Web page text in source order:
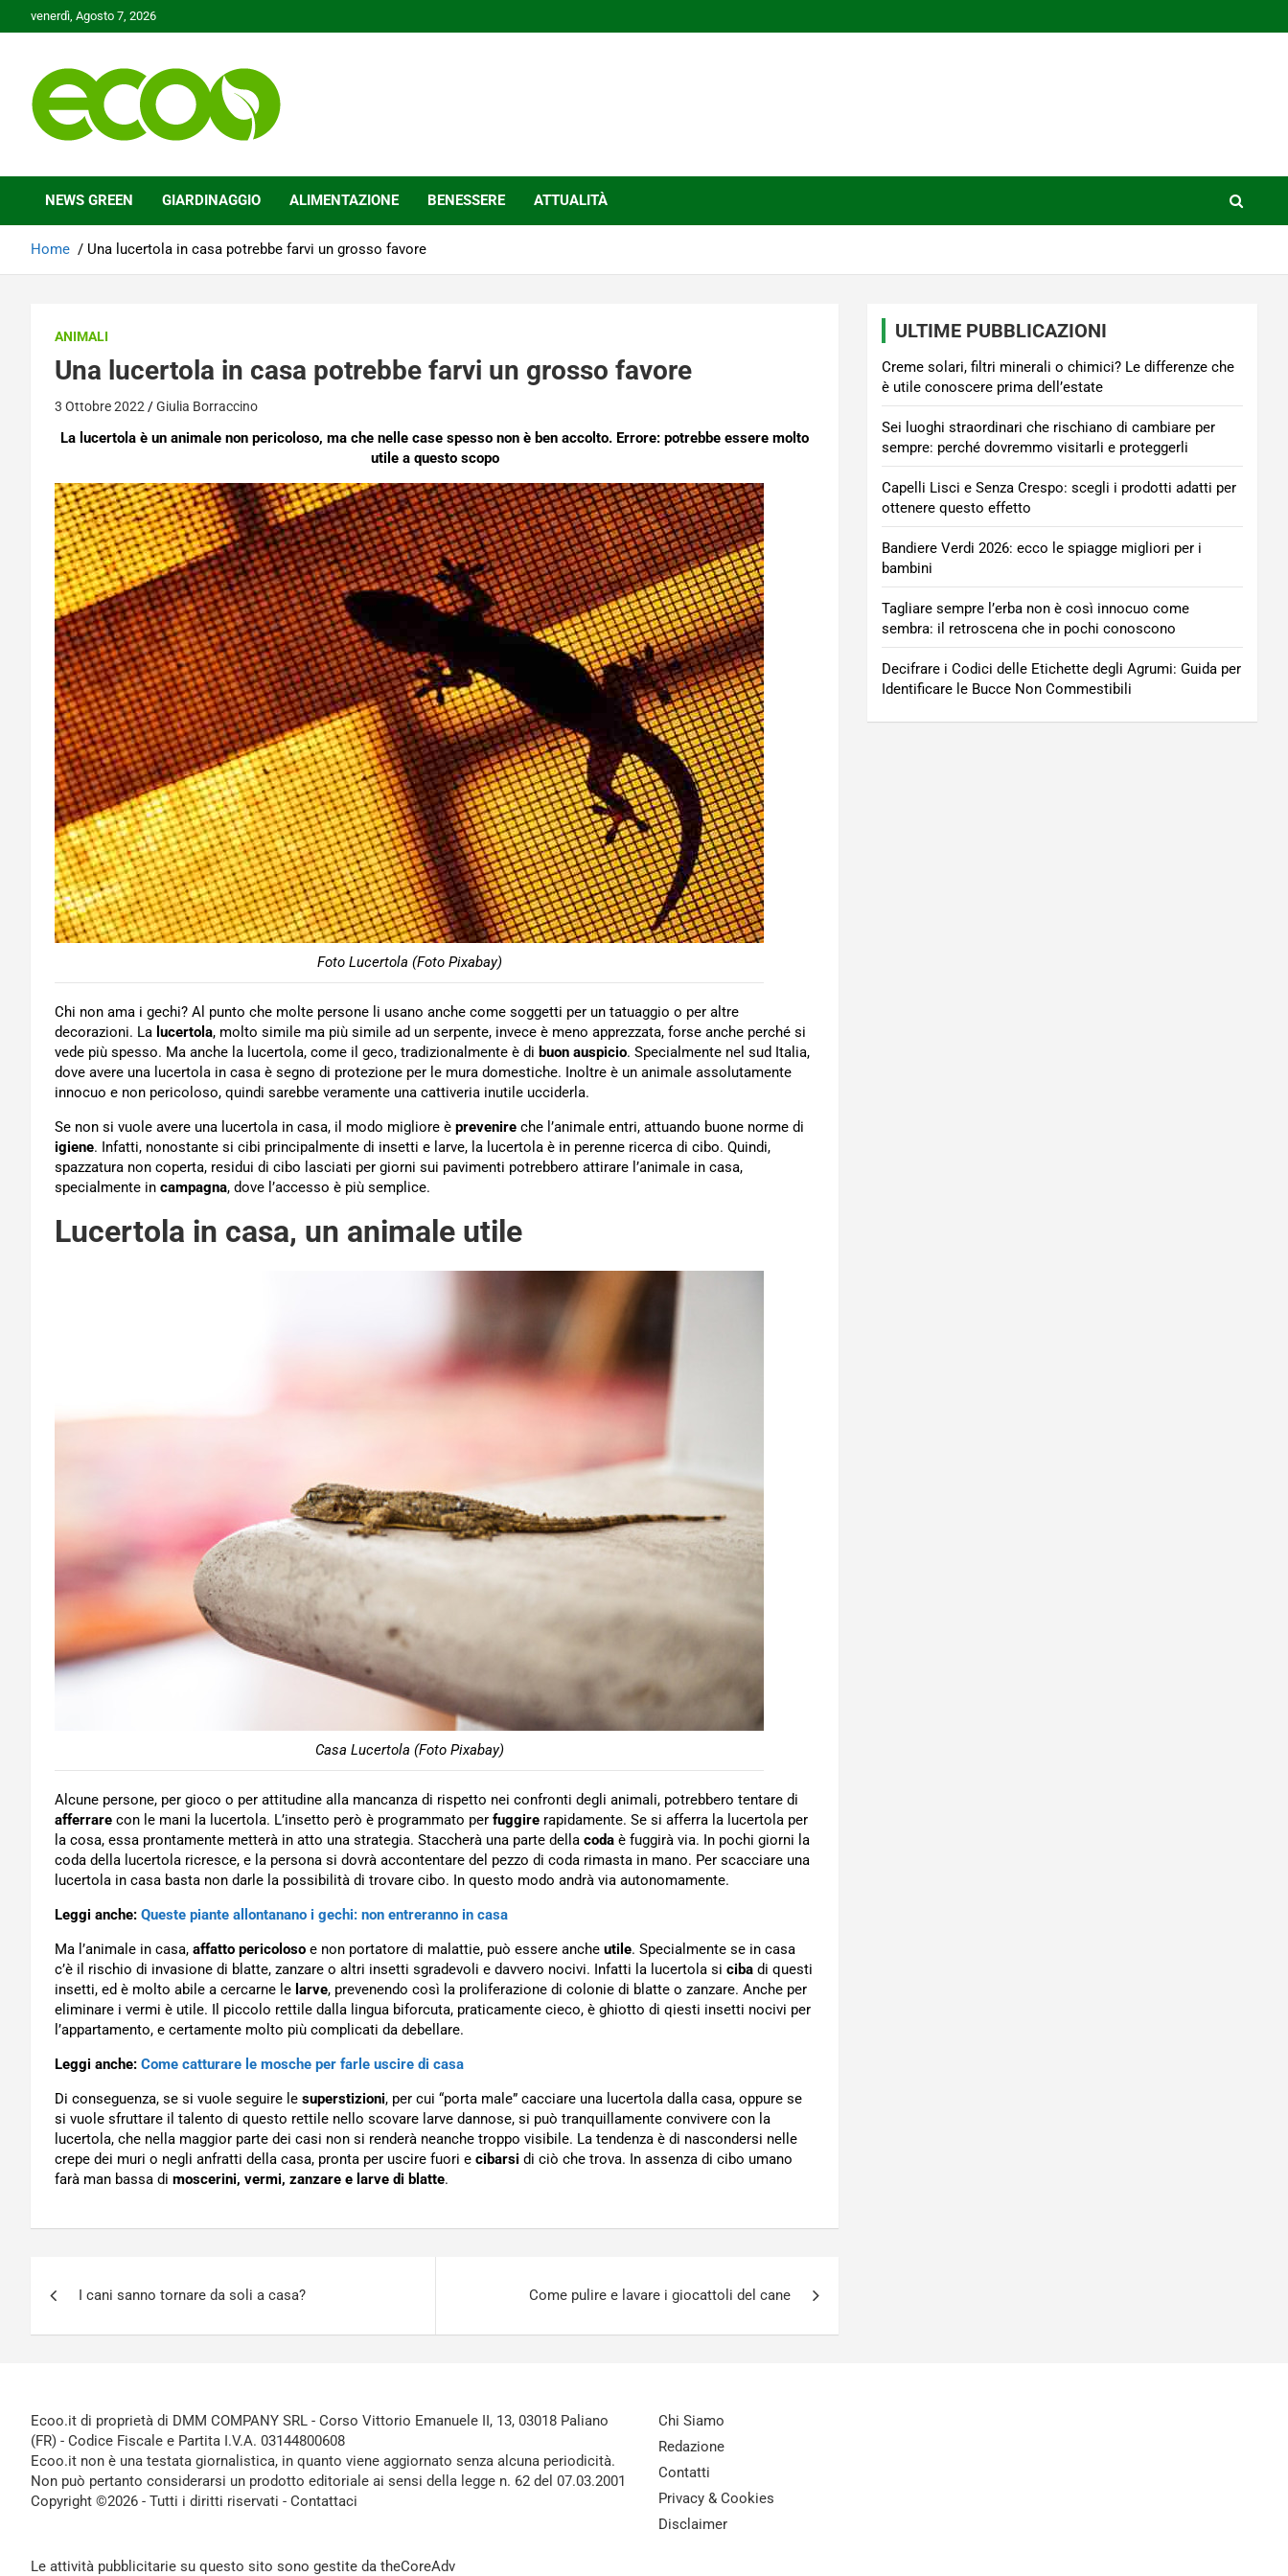
to
venerdì, Agosto 7, 2026
Ecoo.it
NEWS GREEN GIARDINAGGIO ALIMENTAZIONE BENESSERE ATTUALITÀ
Home Una lucertola in casa potrebbe farvi un grosso favore
ANIMALI
Una lucertola in casa potrebbe farvi un grosso favore
3 Ottobre 2022 Giulia Borraccino
La lucertola è un animale non pericoloso, ma che nelle case spesso non è ben accolto. Errore: potrebbe essere molto
utile a questo scopo
Foto Lucertola (Foto Pixabay)
Chi non ama i gechi? Al punto che molte persone li usano anche come soggetti per un tatuaggio o per altre
decorazioni. La lucertola, molto simile ma più simile ad un serpente, invece è meno apprezzata, forse anche perché si
vede più spesso. Ma anche la lucertola, come il geco, tradizionalmente è di buon auspicio. Specialmente nel sud Italia,
dove avere una lucertola in casa è segno di protezione per le mura domestiche. Inoltre è un animale assolutamente
innocuo e non pericoloso, quindi sarebbe veramente una cattiveria inutile ucciderla.
Se non si vuole avere una lucertola in casa, il modo migliore è prevenire che l’animale entri, attuando buone norme di
igiene. Infatti, nonostante si cibi principalmente di insetti e larve, la lucertola è in perenne ricerca di cibo. Quindi,
spazzatura non coperta, residui di cibo lasciati per giorni sui pavimenti potrebbero attirare l’animale in casa,
specialmente in campagna, dove l’accesso è più semplice.
Lucertola in casa, un animale utile
Casa Lucertola (Foto Pixabay)
Alcune persone, per gioco o per attitudine alla mancanza di rispetto nei confronti degli animali, potrebbero tentare di
afferrare con le mani la lucertola. L’insetto però è programmato per fuggire rapidamente. Se si afferra la lucertola per
la cosa, essa prontamente metterà in atto una strategia. Staccherà una parte della coda è fuggirà via. In pochi giorni la
coda della lucertola ricresce, e la persona si dovrà accontentare del pezzo di coda rimasta in mano. Per scacciare una
lucertola in casa basta non darle la possibilità di trovare cibo. In questo modo andrà via autonomamente.
Leggi anche: Queste piante allontanano i gechi: non entreranno in casa
Ma l’animale in casa, affatto pericoloso e non portatore di malattie, può essere anche utile. Specialmente se in casa
c’è il rischio di invasione di blatte, zanzare o altri insetti sgradevoli e davvero nocivi. Infatti la lucertola si ciba di questi
insetti, ed è molto abile a cercarne le larve, prevenendo così la proliferazione di colonie di blatte o zanzare. Anche per
eliminare i vermi è utile. Il piccolo rettile dalla lingua biforcuta, praticamente cieco, è ghiotto di qiesti insetti nocivi per
l’appartamento, e certamente molto più complicati da debellare.
Leggi anche: Come catturare le mosche per farle uscire di casa
Di conseguenza, se si vuole seguire le superstizioni, per cui “porta male” cacciare una lucertola dalla casa, oppure se
si vuole sfruttare il talento di questo rettile nello scovare larve dannose, si può tranquillamente convivere con la
lucertola, che nella maggior parte dei casi non si renderà neanche troppo visibile. La tendenza è di nascondersi nelle
crepe dei muri o negli anfratti della casa, pronta per uscire fuori e cibarsi di ciò che trova. In assenza di cibo umano
farà man bassa di moscerini, vermi, zanzare e larve di blatte.
I cani sanno tornare da soli a casa? Come pulire e lavare i giocattoli del cane
ULTIME PUBBLICAZIONI
Creme solari, filtri minerali o chimici? Le differenze che
è utile conoscere prima dell’estate
Sei luoghi straordinari che rischiano di cambiare per
sempre: perché dovremmo visitarli e proteggerli
Capelli Lisci e Senza Crespo: scegli i prodotti adatti per
ottenere questo effetto
Bandiere Verdi 2026: ecco le spiagge migliori per i
bambini
Tagliare sempre l’erba non è così innocuo come
sembra: il retroscena che in pochi conoscono
Decifrare i Codici delle Etichette degli Agrumi: Guida per
Identificare le Bucce Non Commestibili
Ecoo.it di proprietà di DMM COMPANY SRL - Corso Vittorio Emanuele II, 13, 03018 Paliano
(FR) - Codice Fiscale e Partita I.V.A. 03144800608
Ecoo.it non è una testata giornalistica, in quanto viene aggiornato senza alcuna periodicità.
Non può pertanto considerarsi un prodotto editoriale ai sensi della legge n. 62 del 07.03.2001
Copyright ©2026 - Tutti i diritti riservati - Contattaci
Le attività pubblicitarie su questo sito sono gestite da theCoreAdv
Chi Siamo
Redazione
Contatti
Privacy & Cookies
Disclaimer